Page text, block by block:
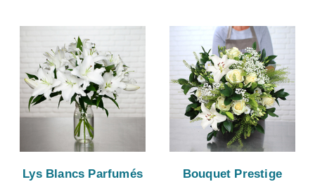
Lys Blancs Parfumés Bouquet Prestige